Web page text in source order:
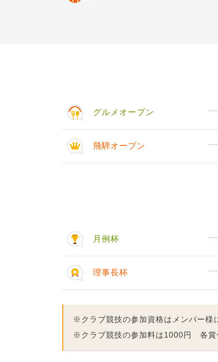
グルメオープン
飛騨オープン
月例杯
理事長杯
※クラブ競技の参加資格はメンバー様
※クラブ競技の参加料は1000円 各賞